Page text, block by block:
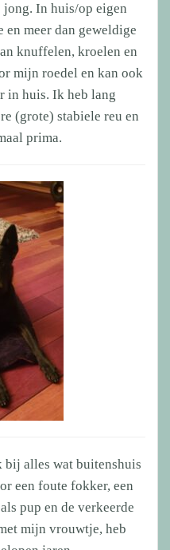
jong. In huis/op eigen
meer dan geweldige
knuffelen, kroelen en
mijn roedel en kan ook
in huis. Ik heb lang
(grote) stabiele reu en
prima.
alles wat buitenshuis
een foute fokker, een
pup en de verkeerde
mijn vrouwtje, heb